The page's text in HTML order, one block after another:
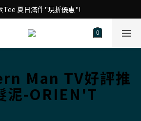
港 澳 消費滿千享免運!
Tee 夏日滿件"現折優惠"!
港 澳 消費滿千享免運!
Man TV好評推
泥-ORIEN'T